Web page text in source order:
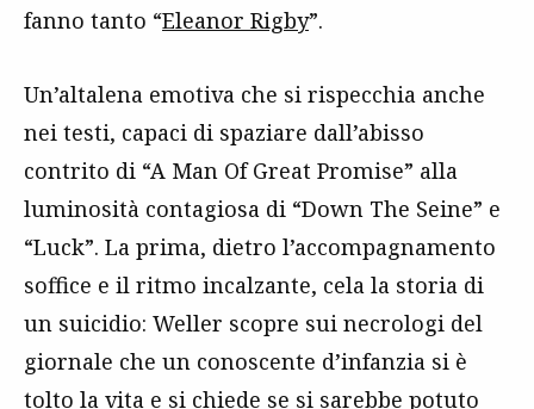
fanno tanto “Eleanor Rigby”.
Un’altalena emotiva che si rispecchia anche
nei testi, capaci di spaziare dall’abisso
contrito di “A Man Of Great Promise” alla
luminosità contagiosa di “Down The Seine” e
“Luck”. La prima, dietro l’accompagnamento
soffice e il ritmo incalzante, cela la storia di
un suicidio: Weller scopre sui necrologi del
giornale che un conoscente d’infanzia si è
tolto la vita e si chiede se si sarebbe potuto